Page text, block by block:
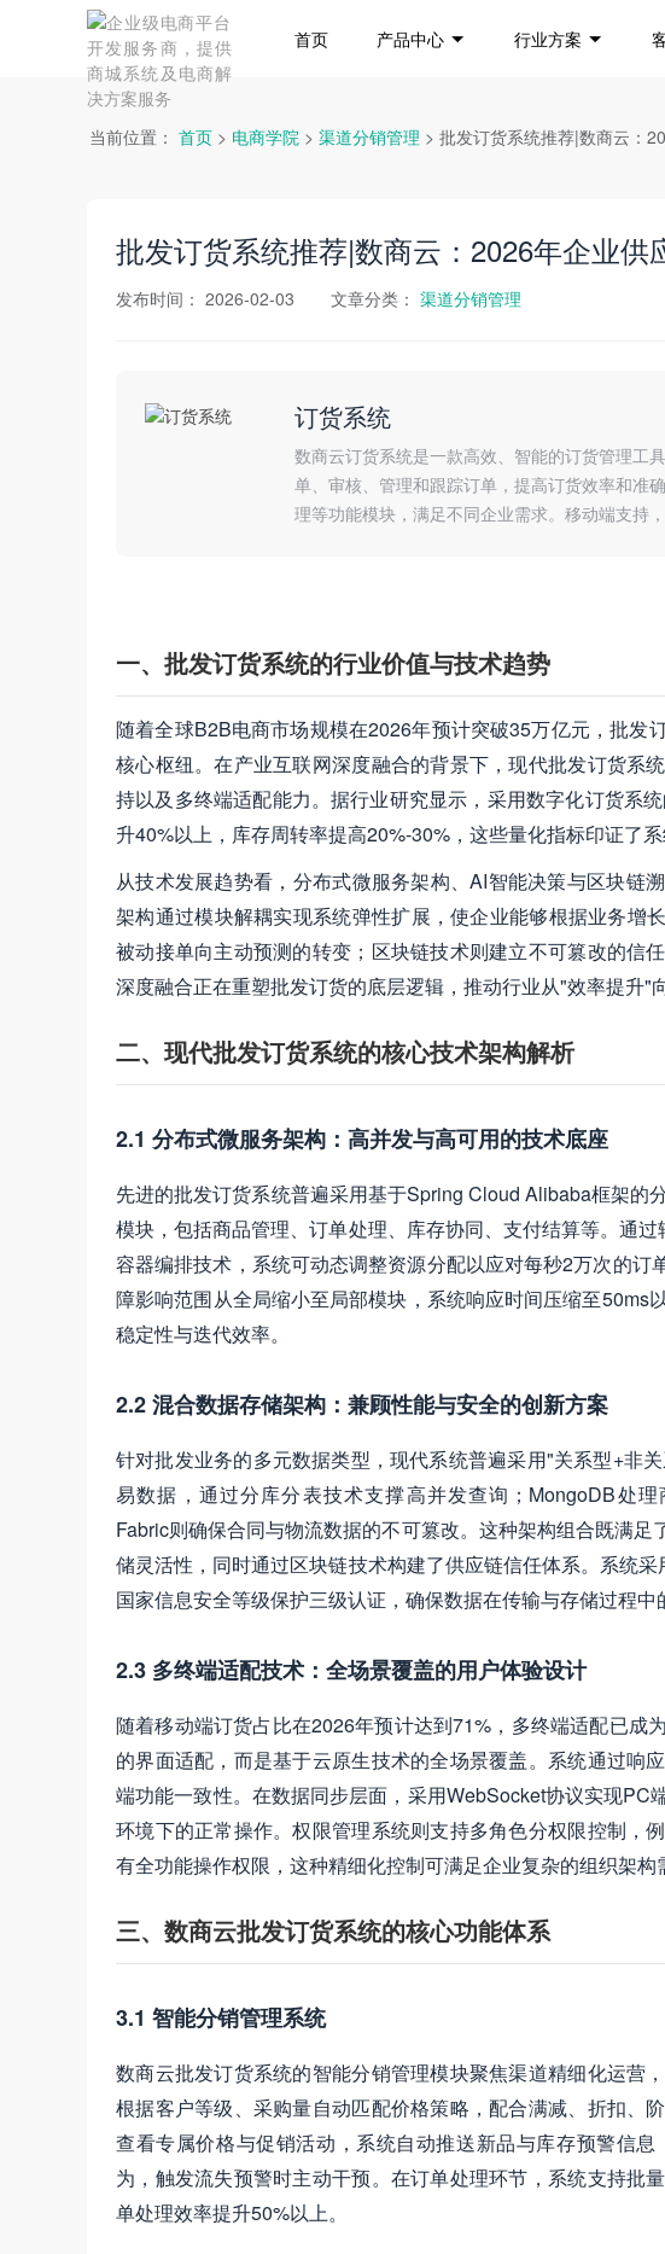
首页 产品中心 行业方案
当前位置： 首页 > 电商学院 > 渠道分销管理 > 批发订货系统推荐|数商云：
批发订货系统推荐|数商云：2026年企业
发布时间： 2026-02-03 文章分类： 渠道分销管理
订货系统
数商云订货系统是一款高效、智能的订货管理工
单、审核、管理和跟踪订单，提高订货效率和准
理等功能模块，满足不同企业需求。移动端支持
一、批发订货系统的行业价值与技术趋势
随着全球B2B电商市场规模在2026年预计突破35万亿元，批发
核心枢纽。在产业互联网深度融合的背景下，现代批发订货系
持以及多终端适配能力。据行业研究显示，采用数字化订货系
升40%以上，库存周转率提高20%-30%，这些量化指标印证了
从技术发展趋势看，分布式微服务架构、AI智能决策与区块链
架构通过模块解耦实现系统弹性扩展，使企业能够根据业务增
被动接单向主动预测的转变；区块链技术则建立不可篡改的信
深度融合正在重塑批发订货的底层逻辑，推动行业从"效率提升"
二、现代批发订货系统的核心技术架构解析
2.1 分布式微服务架构：高并发与高可用的技术底座
先进的批发订货系统普遍采用基于Spring Cloud Alibaba框架
模块，包括商品管理、订单处理、库存协同、支付结算等。通
容器编排技术，系统可动态调整资源分配以应对每秒2万次的
障影响范围从全局缩小至局部模块，系统响应时间压缩至50ms
稳定性与迭代效率。
2.2 混合数据存储架构：兼顾性能与安全的创新方案
针对批发业务的多元数据类型，现代系统普遍采用"关系型+非
易数据，通过分库分表技术支撑高并发查询；MongoDB处
Fabric则确保合同与物流数据的不可篡改。这种架构组合既满
储灵活性，同时通过区块链技术构建了供应链信任体系。系统
国家信息安全等级保护三级认证，确保数据在传输与存储过程中
2.3 多终端适配技术：全场景覆盖的用户体验设计
随着移动端订货占比在2026年预计达到71%，多终端适配已成
的界面适配，而是基于云原生技术的全场景覆盖。系统通过响
端功能一致性。在数据同步层面，采用WebSocket协议实现
环境下的正常操作。权限管理系统则支持多角色分权限控制，
有全功能操作权限，这种精细化控制可满足企业复杂的组织架构
三、数商云批发订货系统的核心功能体系
3.1 智能分销管理系统
数商云批发订货系统的智能分销管理模块聚焦渠道精细化运营
根据客户等级、采购量自动匹配价格策略，配合满减、折扣、
查看专属价格与促销活动，系统自动推送新品与库存预警信
为，触发流失预警时主动干预。在订单处理环节，系统支持批
单处理效率提升50%以上。